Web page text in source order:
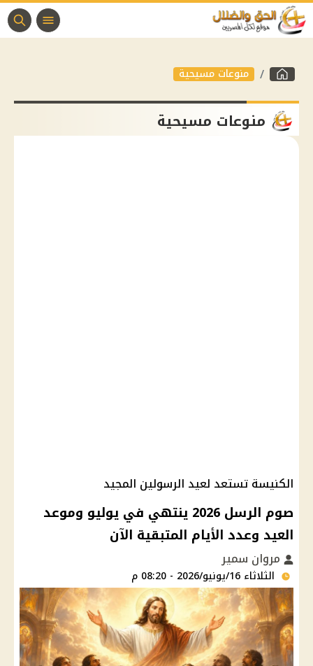
منوعات مسيحية
منوعات مسيحية
الكنيسة تستعد لعيد الرسولين المجيد
صوم الرسل 2026 ينتهي في يوليو وموعد
العيد وعدد الأيام المتبقية الآن
مروان سمير
الثلاثاء 16/يونيو/2026 - 08:20 م